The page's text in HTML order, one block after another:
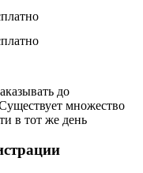
до
множество
в тот же день